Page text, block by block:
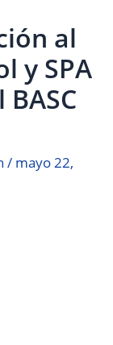
al
y SPA
/ mayo 22,